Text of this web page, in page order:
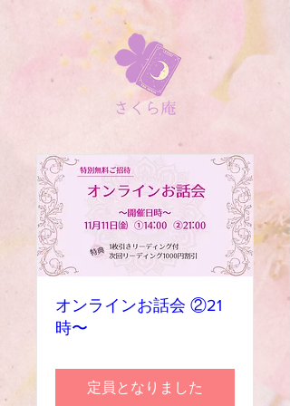
オンラインお話会 ②21
時〜
定員となりました